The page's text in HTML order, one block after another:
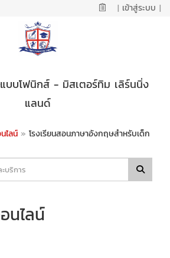
| เข้าสู่ระบบ |
บบโฟนิกส์ - มิสเตอร์ทิม เลิร์นนิ่ง
แลนด์
ไลน์ » โรงเรียนสอนภาษาอังกฤษสำหรับเด็ก
นไลน์